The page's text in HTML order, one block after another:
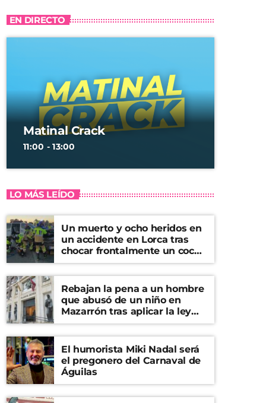
EN DIRECTO
Matinal Crack
11:00 - 13:00
LO MÁS LEÍDO
Un muerto y ocho heridos en
un accidente en Lorca tras
chocar frontalmente un coche
y una furgoneta
Rebajan la pena a un hombre
que abusó de un niño en
Mazarrón tras aplicar la ley
del ‘solo sí es sí’
El humorista Miki Nadal será
el pregonero del Carnaval de
Águilas